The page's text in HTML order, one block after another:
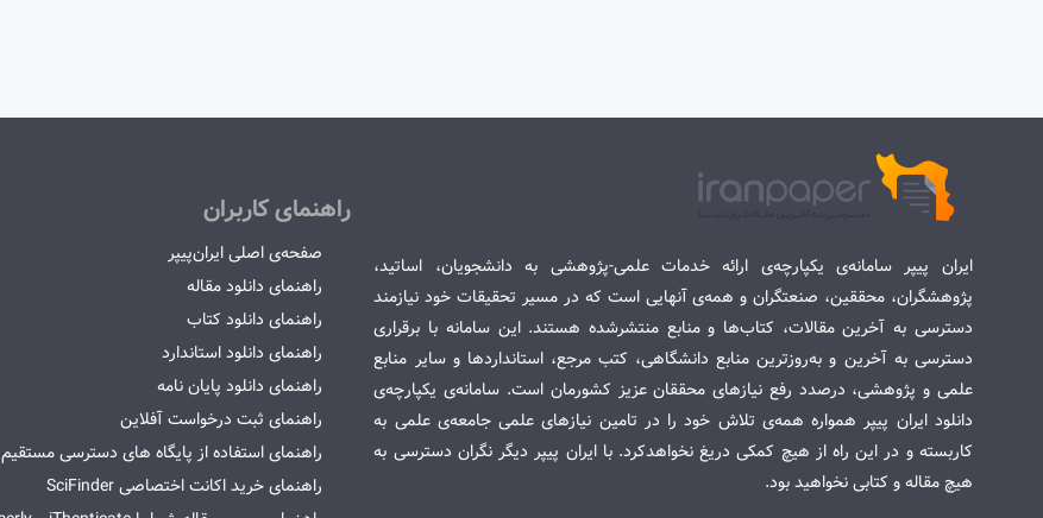
ایران پیپر سامانه‌ی یکپارچه‌ی ارائه خدمات علمی-پژوهشی به دانشجویان، اساتید،
پژوهشگران، محققین، صنعتگران و همه‌ی آنهایی است که در مسیر تحقیقات خود نیازمند
دسترسی به آخرین مقالات، کتاب‌ها و منابع منتشرشده هستند. این سامانه با برقراری
دسترسی به آخرین و به‌روزترین منابع دانشگاهی، کتب مرجع، استانداردها و سایر منابع
علمی و پژوهشی، درصدد رفع نیازهای محققان عزیز کشورمان است. سامانه‌ی یکپارچه‌ی
دانلود ایران پیپر همواره همه‌ی تلاش خود را در تامین نیازهای علمی جامعه‌ی علمی به
کاربسته و در این راه از هیچ کمکی دریغ نخواهدکرد. با ایران پیپر دیگر نگران دسترسی به
هیچ مقاله و کتابی نخواهید بود.
راهنمای کاربران
صفحه‌ی اصلی ایران‌پیپر
راهنمای دانلود مقاله
راهنمای دانلود کتاب
راهنمای دانلود استاندارد
راهنمای دانلود پایان نامه
راهنمای ثبت درخواست آفلاین
راهنمای استفاده از پایگاه های دسترسی مستقیم
راهنمای خرید اکانت اختصاصی SciFinder